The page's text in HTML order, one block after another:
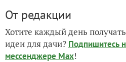
От редакции
Хотите каждый день
идеи для дачи? Подпишитесь
мессенджере Max!